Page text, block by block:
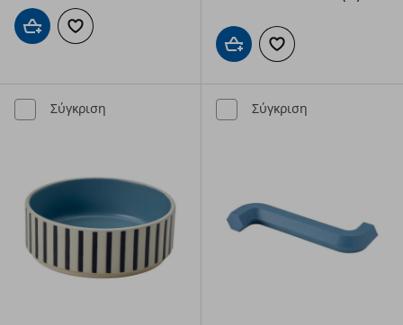
Προσθήκη στο καλάθι
Προσθήκη στα αγαπημένα
Προσθήκη στο καλάθι
Προσθήκη στα
Σύγκριση Σύγκριση